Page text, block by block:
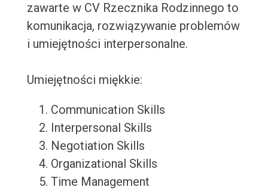
zawarte w CV Rzecznika Rodzinnego to
komunikacja, rozwiązywanie problemów
i umiejętności interpersonalne.
Umiejętności miękkie:
Communication Skills
Interpersonal Skills
Negotiation Skills
Organizational Skills
Time Management